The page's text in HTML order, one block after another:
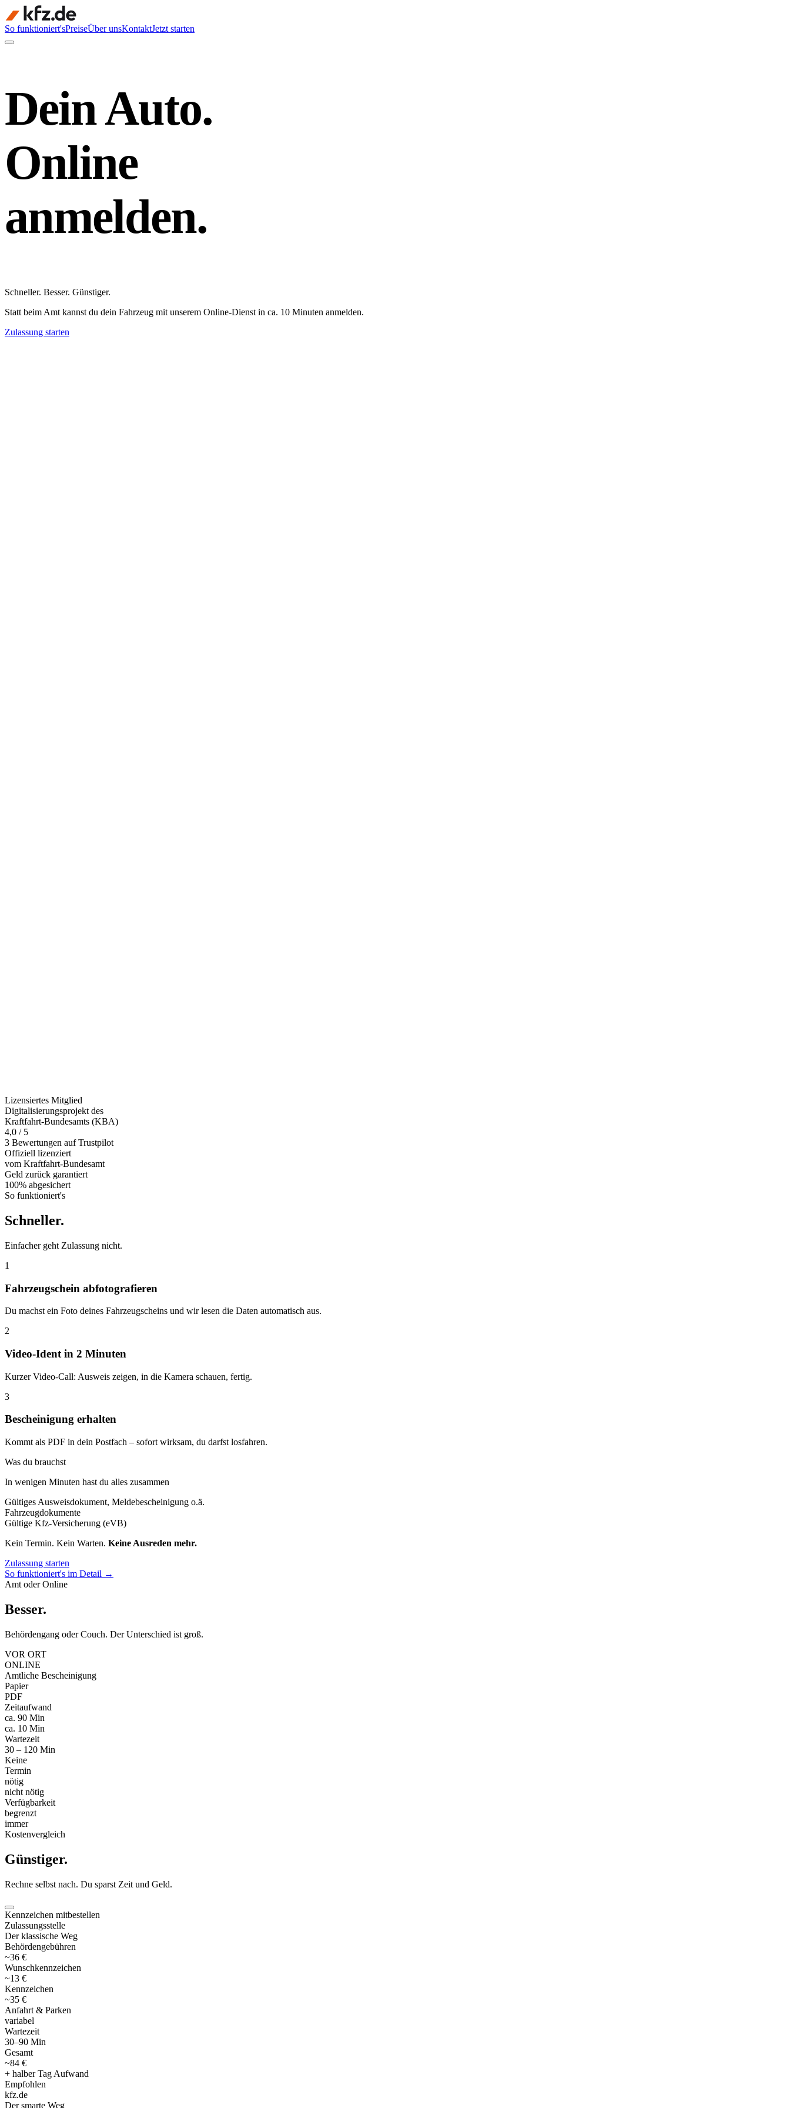
So funktioniert'sPreiseÜber unsKontaktJetzt starten
Dein Auto.
Online
anmelden.
Schneller. Besser. Günstiger.
Statt beim Amt kannst du dein Fahrzeug mit unserem Online-Dienst in ca. 10 Minuten anmelden.
Zulassung starten
Lizensiertes Mitglied
Digitalisierungsprojekt des
Kraftfahrt-Bundesamts (KBA)
4,0 / 5
3 Bewertungen auf Trustpilot
Offiziell lizenziert
vom Kraftfahrt-Bundesamt
Geld zurück garantiert
100% abgesichert
So funktioniert's
Schneller.
Einfacher geht Zulassung nicht.
1
Fahrzeugschein abfotografieren
Du machst ein Foto deines Fahrzeugscheins und wir lesen die Daten automatisch aus.
2
Video-Ident in 2 Minuten
Kurzer Video-Call: Ausweis zeigen, in die Kamera schauen, fertig.
3
Bescheinigung erhalten
Kommt als PDF in dein Postfach – sofort wirksam, du darfst losfahren.
Was du brauchst
In wenigen Minuten hast du alles zusammen
Gültiges Ausweisdokument, Meldebescheinigung o.ä.
Fahrzeugdokumente
Gültige Kfz-Versicherung (eVB)
Kein Termin. Kein Warten. Keine Ausreden mehr.
Zulassung starten
So funktioniert's im Detail →
Amt oder Online
Besser.
Behördengang oder Couch. Der Unterschied ist groß.
VOR ORT
ONLINE
Amtliche Bescheinigung
Papier
PDF
Zeitaufwand
ca. 90 Min
ca. 10 Min
Wartezeit
30 – 120 Min
Keine
Termin
nötig
nicht nötig
Verfügbarkeit
begrenzt
immer
Kostenvergleich
Günstiger.
Rechne selbst nach. Du sparst Zeit und Geld.
Kennzeichen mitbestellen
Zulassungsstelle
Der klassische Weg
Behördengebühren
~36 €
Wunschkennzeichen
~13 €
Kennzeichen
~35 €
Anfahrt & Parken
variabel
Wartezeit
30–90 Min
Gesamt
~84 €
+ halber Tag Aufwand
Empfohlen
kfz.de
Der smarte Weg